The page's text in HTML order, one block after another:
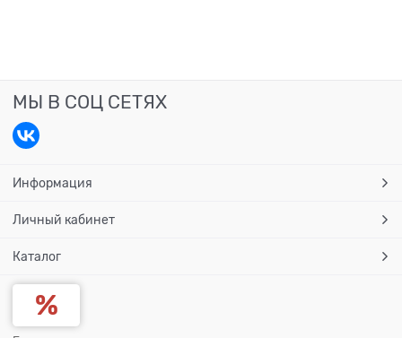
МЫ В СОЦ СЕТЯХ
Информация
Личный кабинет
Каталог